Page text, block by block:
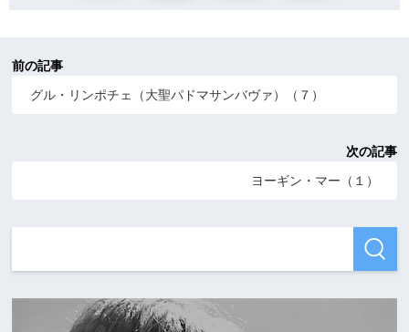
前の記事
グル・リンポチェ（大聖パドマサンバヴァ）（７）
次の記事
ヨーギン・マー（１）